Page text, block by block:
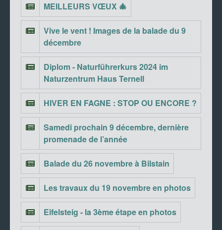
MEILLEURS VŒUX 🎄
Vive le vent ! Images de la balade du 9
décembre
Diplom - Naturführerkurs 2024 im
Naturzentrum Haus Ternell
HIVER EN FAGNE : STOP OU ENCORE ?
Samedi prochain 9 décembre, dernière
promenade de l’année
Balade du 26 novembre à Bilstain
Les travaux du 19 novembre en photos
Eifelsteig - la 3ème étape en photos